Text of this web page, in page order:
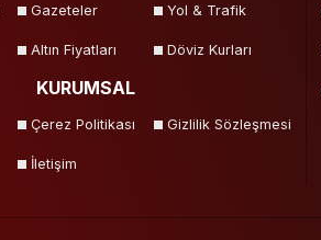
Gazeteler Yol & Trafik
Altın Fiyatları Döviz Kurları
KURUMSAL
Çerez Politikası Gizlilik Sözleşmesi
İletişim